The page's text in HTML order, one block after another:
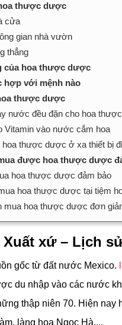
thược dược
cửa
gian nhà vườn
thẳng
của hoa thược dược
với mệnh nào
thược dược
nước đều đặn cho hoa
Vitamin vào nước cắm hoa
thược dược ở xa thiết bị
được hoa thược dược
hoa thược dược đảm bảo
hoa thược dược tại tiệm
mua hoa thược dược đơn
Xuất xứ – Lịch
gốc từ đất nước Mexico.
du nhập vào các nước
thập niên 70. Hiện nay
làng hoa Ngọc Hà,...